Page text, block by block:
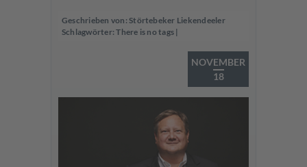
Geschrieben von: Störtebeker Liekendeeler
Schlagwörter:There is no tags |
NOVEMBER
18